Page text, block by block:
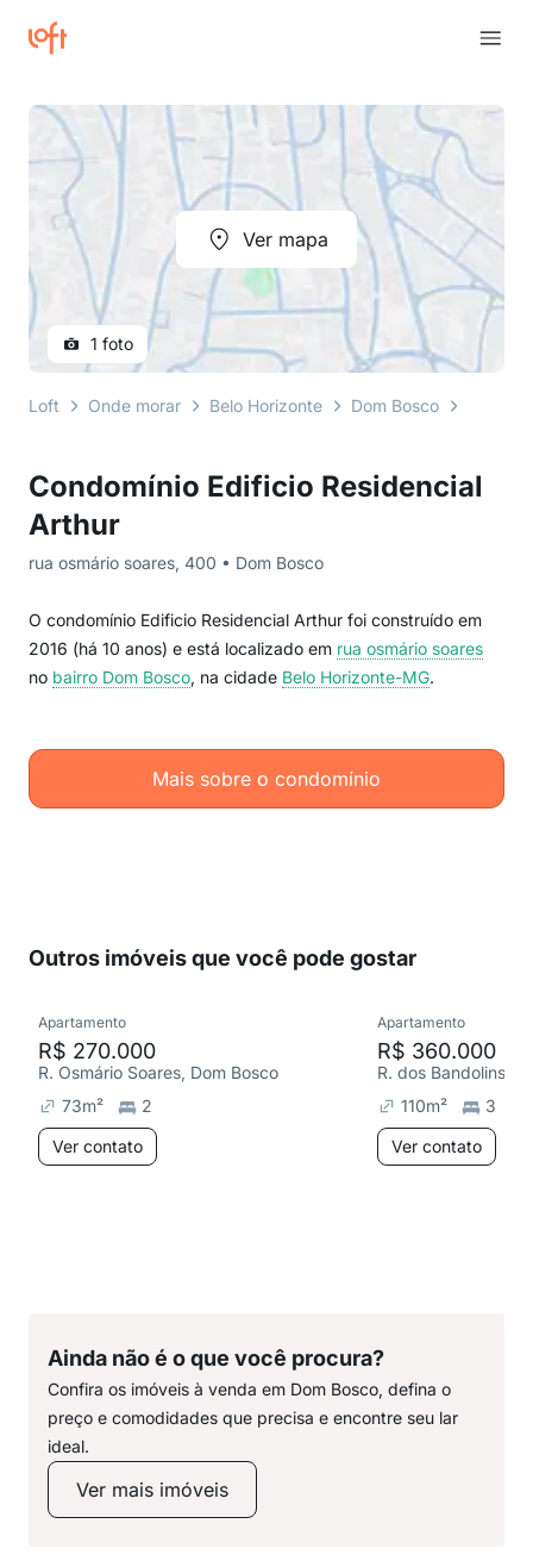
Condomínio Edificio Residencial
Arthur
rua osmário soares, 400 • Dom Bosco
O condomínio Edificio Residencial Arthur foi construído em
2016 (há 10 anos) e está localizado em rua osmário soares
no bairro Dom Bosco, na cidade Belo Horizonte-MG.
Mais sobre o condomínio
Ver mapa
1 foto
Loft Onde morar Belo Horizonte Dom Bosco
Outros imóveis que você pode gostar
Apartamento
R$ 270.000
R. Osmário Soares, Dom Bosco
73m²
2
Ver contato
Apartamento
R$ 360.000
R. dos Bandolins,
110m²
3
Ver contato
Ainda não é o que você procura?
Confira os imóveis à venda em Dom Bosco, defina o
preço e comodidades que precisa e encontre seu lar
ideal.
Ver mais imóveis